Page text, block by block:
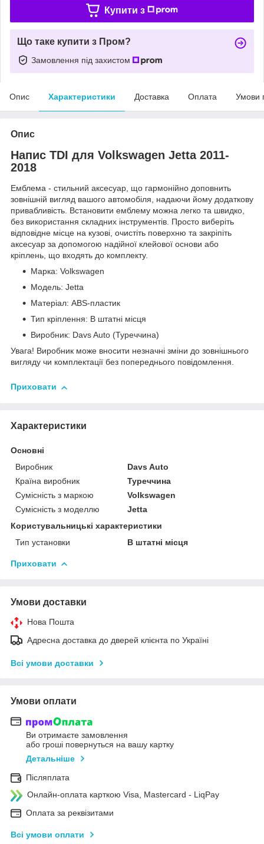
Купити з
Що таке купити з Пром?
Замовлення під захистом
Опис Характеристики Доставка Оплата Умови
Опис
Напис TDI для Volkswagen Jetta 2011-
2018
Емблема - стильний аксесуар, що гармонійно доповнить
зовнішній вигляд вашого автомобіля, надаючи йому додаткову
привабливість. Встановити емблему можна легко та швидко,
без використання складних інструментів. Просто виберіть
відповідне місце на кузові, очистіть поверхню та закріпіть
аксесуар за допомогою надійної клейової основи або
кріплень, що входять до комплекту.
Марка: Volkswagen
Модель: Jetta
Матеріал: ABS-пластик
Тип кріплення: В штатні місця
Виробник: Davs Auto (Туреччина)
Увага! Виробник може вносити незначні зміни до зовнішнього
вигляду чи комплектації без попереднього повідомлення.
Приховати
Характеристики
Основні
Виробник
Davs Auto
Країна виробник
Туреччина
Сумісність з маркою
Volkswagen
Сумісність з моделлю
Jetta
Користувальницькі характеристики
Тип установки
В штатні місця
Приховати
Умови доставки
Нова Пошта
Адресна доставка до дверей клієнта по Україні
Всі умови доставки
Умови оплати
Ви отримаєте замовлення
або гроші повернуться на вашу картку
Детальніше
Післяплата
Онлайн-оплата карткою Visa, Mastercard - LiqPay
Оплата за реквізитами
Всі умови оплати